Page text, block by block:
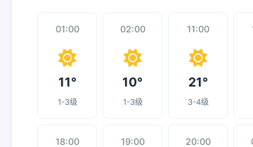
01:00
11°
1-3级
02:00
10°
1-3级
11:00
21°
3-4级
18:00 19:00 20:00